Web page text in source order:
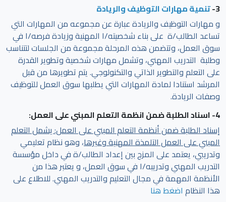
3- تنمية مهارات التوظيف والريادة
و مهارات التوظيف والريادة عبارة عن مجموعه من المهارات التي
تساعد الطالب/ة على بناء شخصيته/ا المهنية وزيادة فرصه/ا في
سوق العمل، وتتضمن هذه المرحلة مجموعة من الجلسات لتتناسب
وطلبة التدريب المهني، وتشمل مهارات شخصية وتطوير القدرة
على التعلم والتطوير الذاتي والتكنولوجي. يتم تطويرها من قبل
المرشد استنادا لمادة المهارات التي يطلبها سوق العمل للتوظيف
وصفات الريادة.
4- اسناد الطلبة ضمن انظمة التعلم المبني على العمل:
إسناد الطلبة ضمن أنظمة التعلم المبني على العمل: يشمل التعلم
المبني على العمل التلمذة المهنية وغيرها، وهو نظام تعليمي
وتدريبي، يعتمد على المزج بين إعداد الطالب/ة في داخل مؤسسة
التدريب المهني وتدريبه/ا في سوق العمل، و يعتبر هذا من
الأنظمة المهمة في مجال التعليم والتدريب المهني. للاطلاع على
هذا النظام اضغط هنا